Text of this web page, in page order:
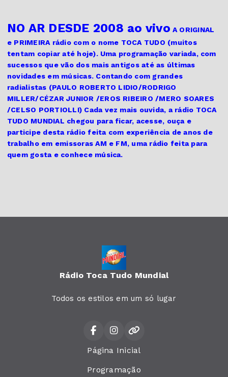
NO AR DESDE 2008 ao vivo A ORIGINAL
e PRIMEIRA rádio com o nome TOCA TUDO (muitos
tentam copiar até hoje). Uma programação variada, com
sucessos que vão dos mais antigos até as últimas
novidades em músicas. Contando com grandes
radialistas (PAULO ROBERTO LIDIO/RODRIGO
MILLER/CÉZAR JUNIOR /EROS RIBEIRO /MERO SOARES
/CELSO PORTIOLLI) Cada vez mais ouvida, a rádio TOCA
TUDO MUNDIAL chegou para ficar, acesse, ouça e
participe desta rádio feita com experiência de anos de
trabalho em emissoras AM e FM, uma rádio feita para
quem gosta e conhece música.
Rádio Toca Tudo Mundial
Todos os estilos em um só lugar
Página Inicial
Programação